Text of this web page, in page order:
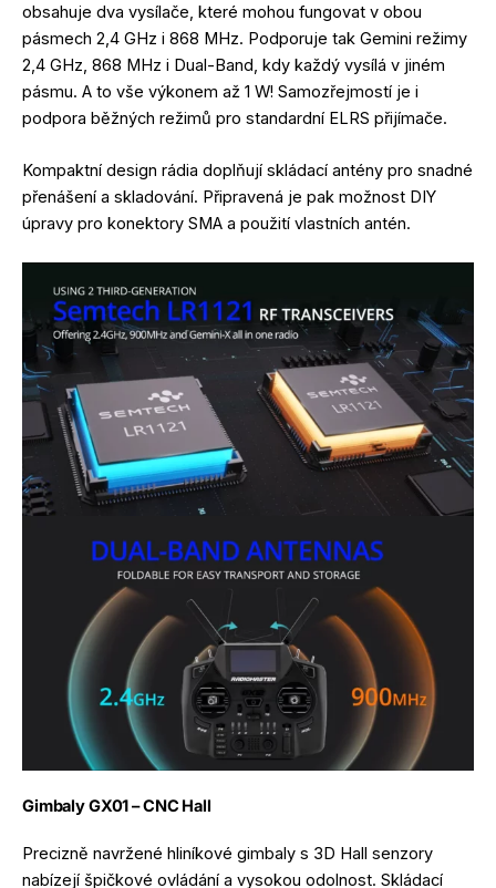
obsahuje dva vysílače, které mohou fungovat v obou
pásmech 2,4 GHz i 868 MHz. Podporuje tak Gemini režimy
2,4 GHz, 868 MHz i Dual-Band, kdy každý vysílá v jiném
pásmu. A to vše výkonem až 1 W! Samozřejmostí je i
podpora běžných režimů pro standardní ELRS přijímače.
Kompaktní design rádia doplňují skládací antény pro snadné
přenášení a skladování. Připravená je pak možnost DIY
úpravy pro konektory SMA a použití vlastních antén.
Gimbaly GX01 – CNC Hall
Precizně navržené hliníkové gimbaly s 3D Hall senzory
nabízejí špičkové ovládání a vysokou odolnost. Skládací